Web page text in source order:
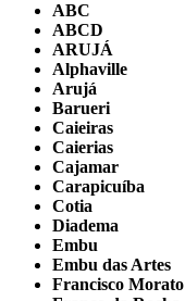
ABC
ABCD
ARUJÁ
Alphaville
Arujá
Barueri
Caieiras
Caierias
Cajamar
Carapicuíba
Cotia
Diadema
Embu
Embu das Artes
Francisco Morato